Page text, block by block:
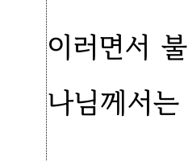
이러면서
나님께서는